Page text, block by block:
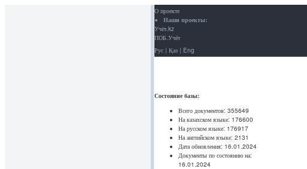
О проекте
Наши проекты:
Учёт.kz
ПОБ.Учёт
Рус | Қаз | Eng
Состояние базы:
Всего документов: 355649
На казахском языке: 176600
На русском языке: 176917
На английском языке: 2131
Дата обновления: 16.01.2024
Документы по состоянию на:
16.01.2024